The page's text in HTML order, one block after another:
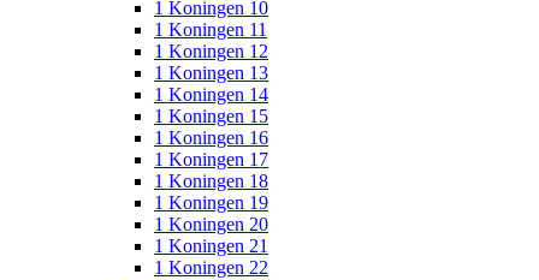
1 Koningen 10
1 Koningen 11
1 Koningen 12
1 Koningen 13
1 Koningen 14
1 Koningen 15
1 Koningen 16
1 Koningen 17
1 Koningen 18
1 Koningen 19
1 Koningen 20
1 Koningen 21
1 Koningen 22